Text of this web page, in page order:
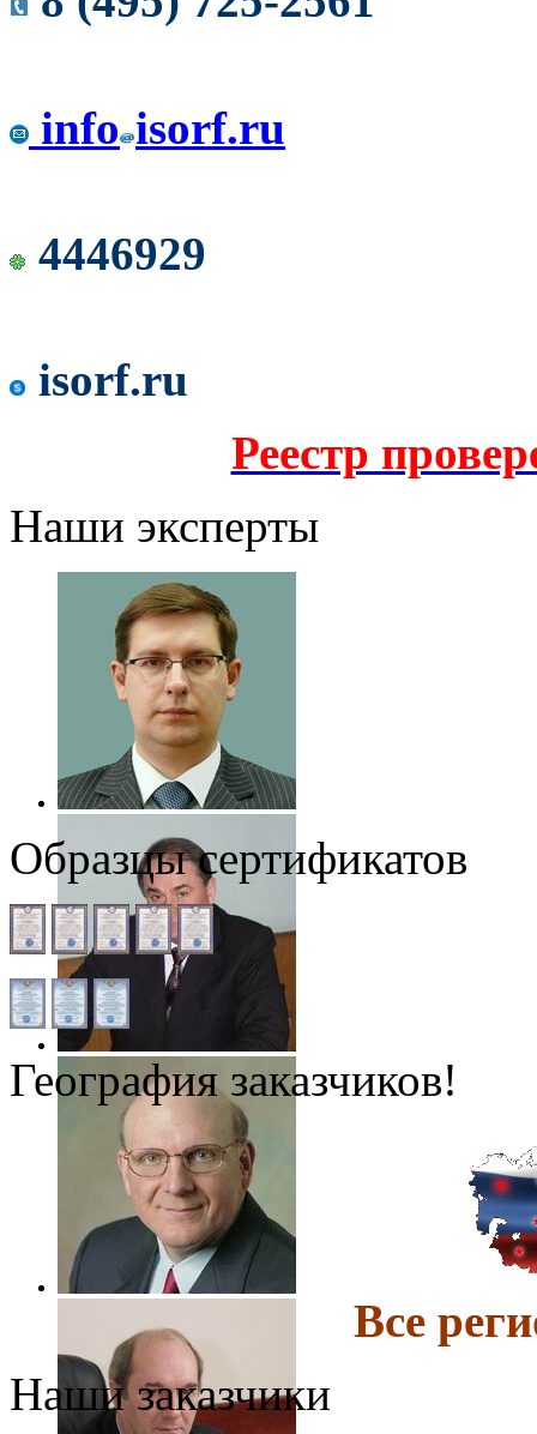
info isorf.ru
4446929
isorf.ru
Реестр
Наши эксперты
Образцы сертификатов
География заказчиков!
Все
Наши заказчики